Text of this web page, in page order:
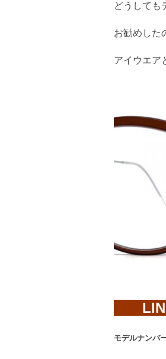
どうしても
お勧めした
アイウエア
モデルナンバ